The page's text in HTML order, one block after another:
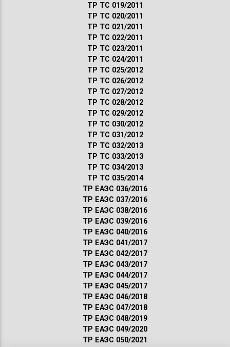
ТР ТС 019/2011
ТР ТС 020/2011
ТР ТС 021/2011
ТР ТС 022/2011
ТР ТС 023/2011
ТР ТС 024/2011
ТР ТС 025/2012
ТР ТС 026/2012
ТР ТС 027/2012
ТР ТС 028/2012
ТР ТС 029/2012
ТР ТС 030/2012
ТР ТС 031/2012
ТР ТС 032/2013
ТР ТС 033/2013
ТР ТС 034/2013
ТР ТС 035/2014
ТР ЕАЭС 036/2016
ТР ЕАЭС 037/2016
ТР ЕАЭС 038/2016
ТР ЕАЭС 039/2016
ТР ЕАЭС 040/2016
ТР ЕАЭС 041/2017
ТР ЕАЭС 042/2017
ТР ЕАЭС 043/2017
ТР ЕАЭС 044/2017
ТР ЕАЭС 045/2017
ТР ЕАЭС 046/2018
ТР ЕАЭС 047/2018
ТР ЕАЭС 048/2019
ТР ЕАЭС 049/2020
ТР ЕАЭС 050/2021